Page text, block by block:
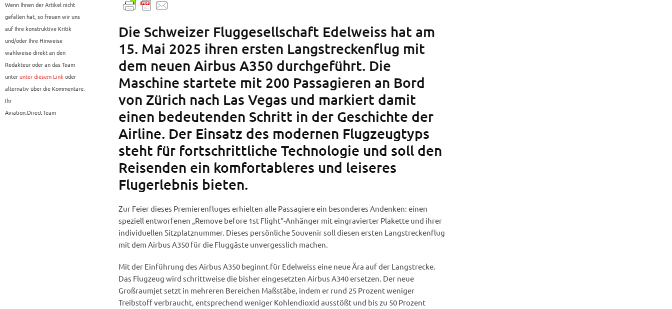
Wenn Ihnen der Artikel nicht
gefallen hat, so freuen wir uns
auf Ihre konstruktive Kritik
und/oder Ihre Hinweise
wahlweise direkt an den
Redakteur oder an das Team
unterunter diesem Linkoder
alternativ über die Kommentare.
Ihr
Aviation.Direct-Team
Die Schweizer Fluggesellschaft Edelweiss hat am
15. Mai 2025 ihren ersten Langstreckenflug mit
dem neuen Airbus A350 durchgeführt. Die
Maschine startete mit 200 Passagieren an Bord
von Zürich nach Las Vegas und markiert damit
einen bedeutenden Schritt in der Geschichte der
Airline. Der Einsatz des modernen Flugzeugtyps
steht für fortschrittliche Technologie und soll den
Reisenden ein komfortableres und leiseres
Flugerlebnis bieten.
Zur Feier dieses Premierenfluges erhielten alle Passagiere ein besonderes Andenken: einen
speziell entworfenen „Remove before 1st Flight“-Anhänger mit eingravierter Plakette und ihrer
individuellen Sitzplatznummer. Dieses persönliche Souvenir soll diesen ersten Langstreckenflug
mit dem Airbus A350 für die Fluggäste unvergesslich machen.
Mit der Einführung des Airbus A350 beginnt für Edelweiss eine neue Ära auf der Langstrecke.
Das Flugzeug wird schrittweise die bisher eingesetzten Airbus A340 ersetzen. Der neue
Großraumjet setzt in mehreren Bereichen Maßstäbe, indem er rund 25 Prozent weniger
Treibstoff verbraucht, entsprechend weniger Kohlendioxid ausstößt und bis zu 50 Prozent